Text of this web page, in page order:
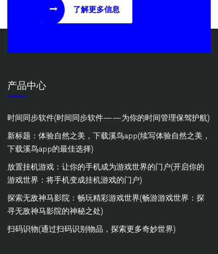
了解更多信息
产品中心
时间同步软件(时间同步软件——为你的时间管理保驾护航)
新标题：体验自然之美，下载溪鸟app(续写体验自然之美，
下载溪鸟app的最佳选择)
放置挂机游戏：让你的手机成为游戏世界的门户(开启你的
游戏世界：将手机变成挂机游戏的门户)
探索无敌神马影院：畅玩精彩游戏世界(畅游游戏世界：探
寻无敌神马影院的神秘之处)
扫码识物(通过扫码识别物品，探索更多奇妙世界)